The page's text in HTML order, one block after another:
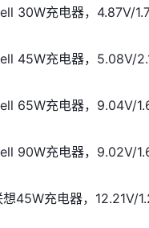
30W充电器，4.87V/
45W充电器，5.08V/
65W充电器，9.04V/
90W充电器，9.02V/
想45W充电器，12.21V/